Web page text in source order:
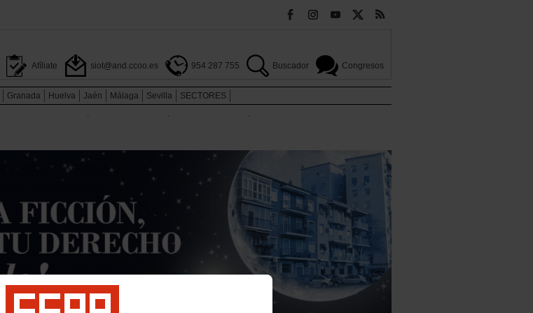
Afíliate siot@and.ccoo.es 954 287 755 Buscador Congresos
Granada Huelva Jaén Málaga Sevilla
SECTORES
.
. .